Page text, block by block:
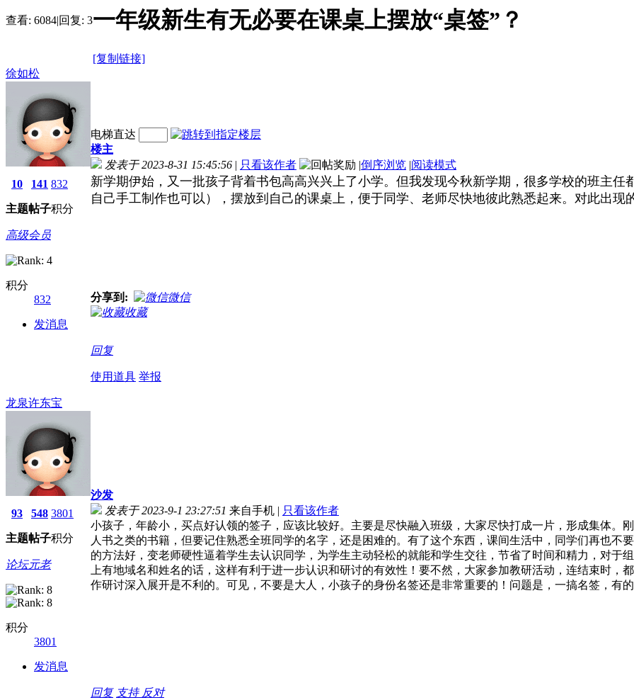
查看: 6084|回复: 3一年级新生有无必要在课桌上摆放“桌签”？
[复制链接]
徐如松
10
主题
141
帖子
832
积分
高级会员
积分
832
发消息
电梯直达
楼主
发表于 2023-8-31 15:45:56 | 只看该作者 |倒序浏览 |阅读模式
新学期伊始，又一批孩子背着书包高高兴兴上了小学。但我发现今秋新学期，很多学校的班主
自己手工制作也可以），摆放到自己的课桌上，便于同学、老师尽快地彼此熟悉起来。对此出现
分享到:
微信
收藏
回复
使用道具 举报
龙泉许东宝
93
主题
548
帖子
3801
积分
论坛元老
积分
3801
发消息
沙发
发表于 2023-9-1 23:27:51 来自手机 | 只看该作者
小孩子，年龄小，买点好认领的签子，应该比较好。主要是尽快融入班级，大家尽快打成一片，形成集体。
人书之类的书籍，但要记住熟悉全班同学的名字，还是困难的。有了这个东西，课间生活中，同学们再也不
的方法好，变老师硬性逼着学生去认识同学，为学生主动轻松的就能和学生交往，节省了时间和精力，对于
上有地域名和姓名的话，这样有利于进一步认识和研讨的有效性！要不然，大家参加教研活动，连结束时
作研讨深入展开是不利的。可见，不要是大人，小孩子的身份名签还是非常重要的！问题是，一搞名签，有
回复 支持 反对